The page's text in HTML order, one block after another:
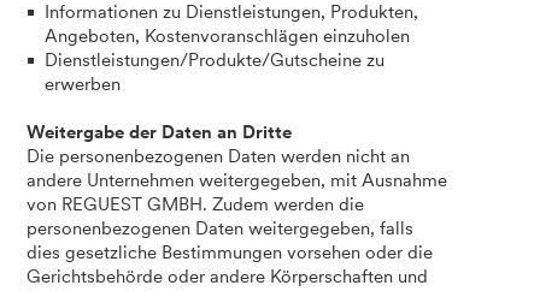
Informationen zu Dienstleistungen, Produkten,
Angeboten, Kostenvoranschlägen einzuholen
Dienstleistungen/Produkte/Gutscheine zu
erwerben
Weitergabe der Daten an Dritte
Die personenbezogenen Daten werden nicht an
andere Unternehmen weitergegeben, mit Ausnahme
von REGUEST GMBH. Zudem werden die
personenbezogenen Daten weitergegeben, falls
dies gesetzliche Bestimmungen vorsehen oder die
Gerichtsbehörde oder andere Körperschaften und